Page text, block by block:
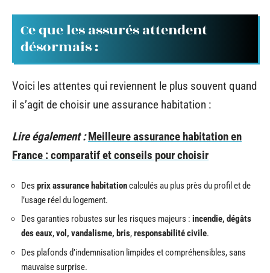
Ce que les assurés attendent
désormais :
Voici les attentes qui reviennent le plus souvent quand
il s’agit de choisir une assurance habitation :
Lire également : Meilleure assurance habitation en
France : comparatif et conseils pour choisir
Des prix assurance habitationcalculés au plus près du profil et de
l’usage réel du logement.
Des garanties robustes sur les risques majeurs : incendie, dégâts
des eaux,vol, vandalisme, bris,responsabilité civile.
Des plafonds d’indemnisation limpides et compréhensibles, sans
mauvaise surprise.